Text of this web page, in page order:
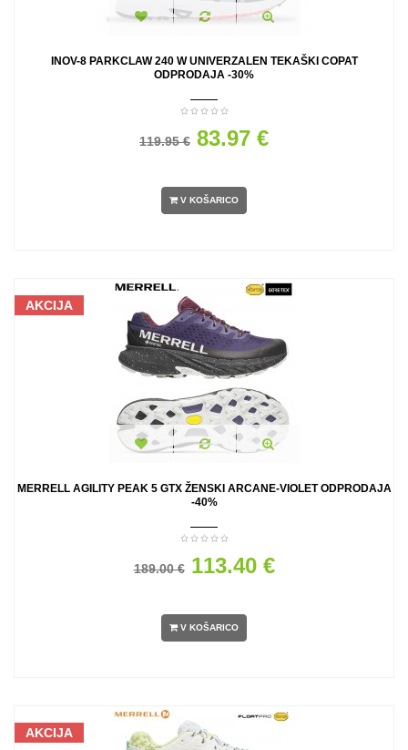
INOV-8 PARKCLAW 240 W UNIVERZALEN TEKAŠKI COPAT
ODPRODAJA -30%
119.95 € 83.97 €
V KOŠARICO
AKCIJA
MERRELL AGILITY PEAK 5 GTX ŽENSKI ARCANE-VIOLET ODPRODAJA
-40%
189.00 € 113.40 €
V KOŠARICO
AKCIJA